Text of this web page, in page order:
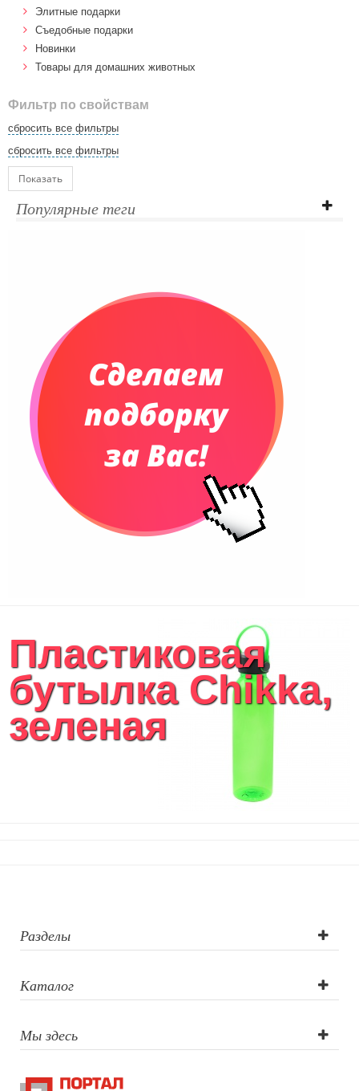
Элитные подарки
Cъедобные подарки
Новинки
Товары для домашних животных
Фильтр по свойствам
сбросить все фильтры
сбросить все фильтры
Показать
Популярные теги
Пластиковая
бутылка Chikka,
зеленая
Разделы
Каталог
Мы здесь